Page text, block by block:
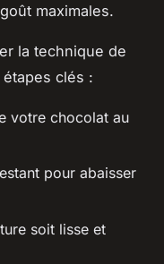
maximales.
la technique de
clés :
votre chocolat au
pour abaisser
soit lisse et